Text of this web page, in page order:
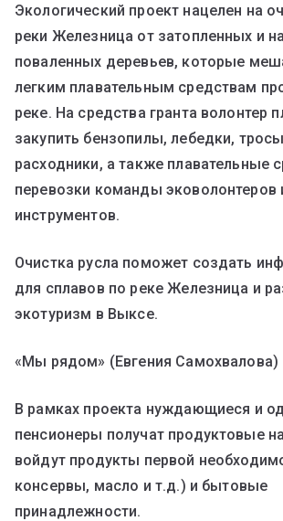
Экологический проект нацелен на
реки Железница от затопленных и
поваленных деревьев, которые
легким плавательным средствам
реке. На средства гранта волонтер
закупить бензопилы, лебедки,
расходники, а также плавательные
перевозки команды эковолонтеров
инструментов.
Очистка русла поможет создать
для сплавов по реке Железница и
экотуризм в Выксе.
«Мы рядом» (Евгения Самохвалова)
В рамках проекта нуждающиеся и
пенсионеры получат продуктовые
войдут продукты первой
консервы, масло и т.д.) и бытовые
принадлежности.